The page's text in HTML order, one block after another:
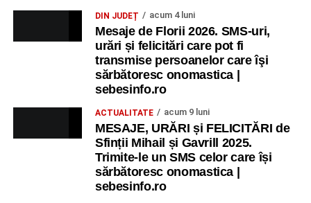
DIN JUDEȚ acum 4 luni
Mesaje de Florii 2026. SMS-uri,
urări și felicitări care pot fi
transmise persoanelor care îşi
sărbătoresc onomastica |
sebesinfo.ro
ACTUALITATE acum 9 luni
MESAJE, URĂRI și FELICITĂRI de
Sfinții Mihail și Gavrill 2025.
Trimite-le un SMS celor care își
sărbătoresc onomastica |
sebesinfo.ro